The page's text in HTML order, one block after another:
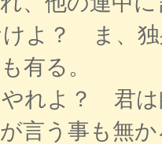
よ？ ま、独
有る。
れよ？ 君は
言う事も無